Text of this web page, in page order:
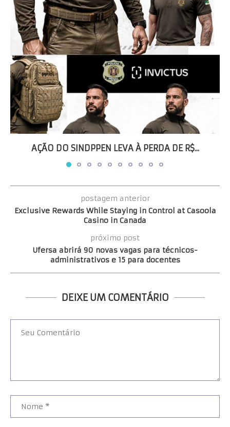
AÇÃO DO SINDPPEN LEVA À PERDA DE R$...
postagem anterior
Exclusive Rewards While Staying in Control at Casoola
Casino in Canada
próximo post
Ufersa abrirá 90 novas vagas para técnicos-
administrativos e 15 para docentes
DEIXE UM COMENTÁRIO